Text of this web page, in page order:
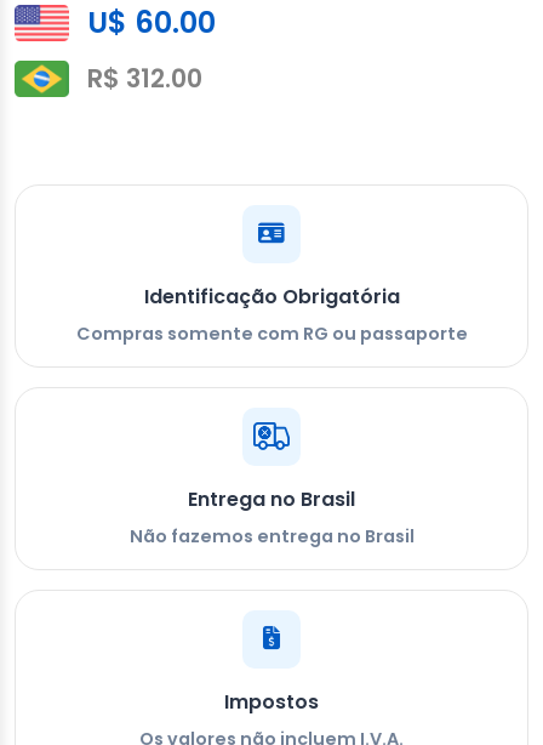
U$ 60.00
R$ 312.00
Identificação Obrigatória
Compras somente com RG ou passaporte
Entrega no Brasil
Não fazemos entrega no Brasil
Impostos
Os valores não incluem I.V.A.